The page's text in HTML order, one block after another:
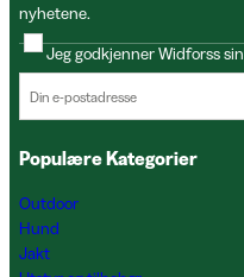
nyhetene.
Jeg godkjenner Widforss sin
Populære Kategorier
Outdoor
Hund
Jakt